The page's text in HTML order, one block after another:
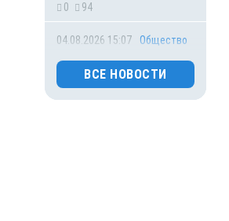
0
94
04.08.2026 15:07
Общество
опасная печень,
предназначавшаяся для
ВСЕ НОВОСТИ